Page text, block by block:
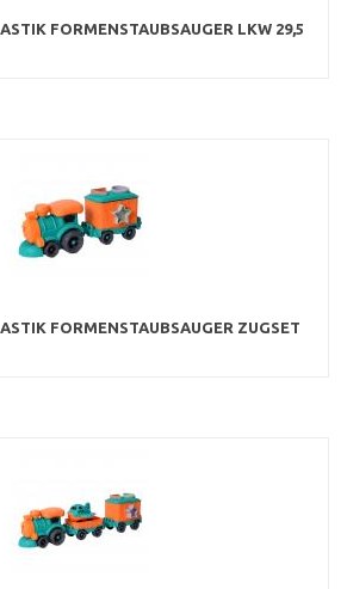
FORMENSTAUBSAUGER LKW 29,5
FORMENSTAUBSAUGER ZUGSET